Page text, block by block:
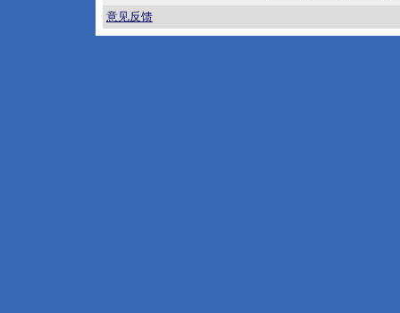
意见反馈